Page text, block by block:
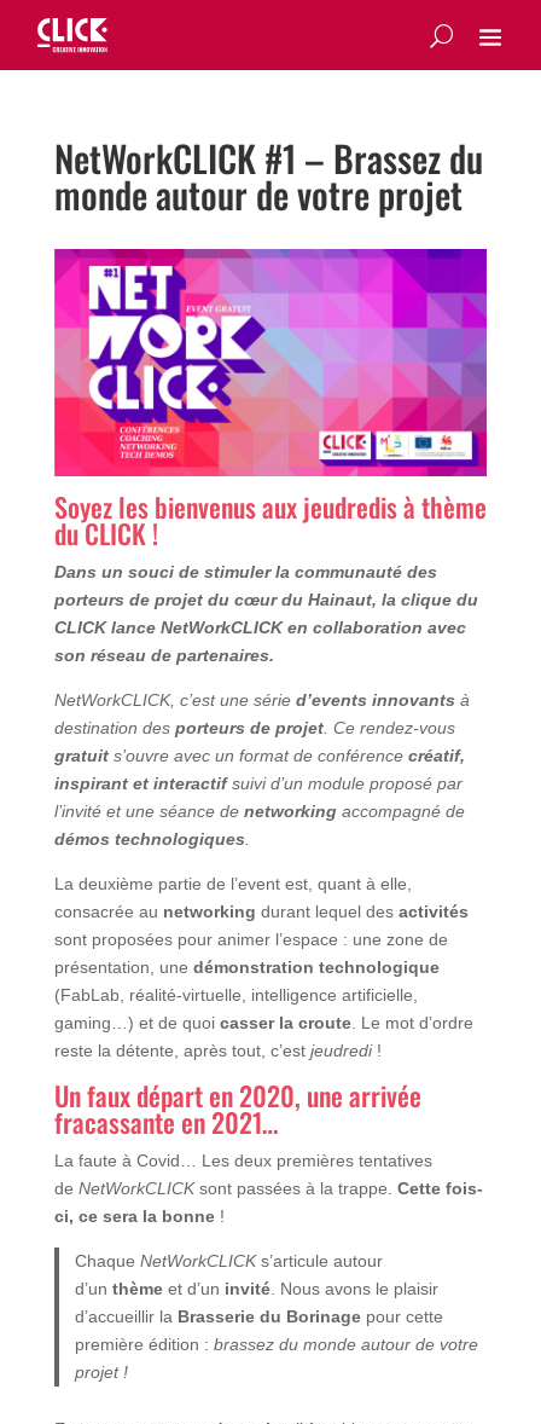
NetWorkCLICK #1 – Brassez du
monde autour de votre projet
Soyez les bienvenus aux jeudredis à thème
du CLICK !
Dans un souci de stimuler la communauté des
porteurs de projet du cœur du Hainaut, la clique du
CLICK lance NetWorkCLICK en collaboration avec
son réseau de partenaires.
NetWorkCLICK, c’est une série d’events innovants à
destination des porteurs de projet. Ce rendez-vous
gratuits’ouvre avec un format de conférence créatif,
inspirant et interactifsuivi d’un module proposé par
l’invité et une séance de networking accompagné de
démos technologiques
La deuxième partie de l’event est, quant à elle,
consacrée au networking durant lequel des activités
sont proposées pour animer l’espace : une zone de
présentation, une démonstration technologique
(FabLab, réalité-virtuelle, intelligence artificielle,
gaming…) et de quoi casser la croute. Le mot d’ordre
reste la détente, après tout, c’est jeudredi !
Un faux départ en 2020, une arrivée
fracassante en 2021…
La faute à Covid… Les deux premières tentatives
de NetWorkCLICKsont passées à la trappe. Cette fois-
ci, ce sera la bonne !
ChaqueNetWorkCLICKs’articule autour
d’unthèmeet d’un invité . Nous avons le plaisir
d’accueillir la Brasserie du Borinage pour cette
première édition :brassez du monde autour de votre
projet !